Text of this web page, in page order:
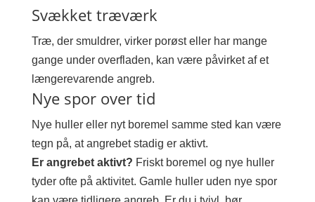
Svækket træværk
Træ, der smuldrer, virker porøst eller har mange
gange under overfladen, kan være påvirket af et
længerevarende angreb.
Nye spor over tid
Nye huller eller nyt boremel samme sted kan være
tegn på, at angrebet stadig er aktivt.
Er angrebet aktivt? Friskt boremel og nye huller
tyder ofte på aktivitet. Gamle huller uden nye spor